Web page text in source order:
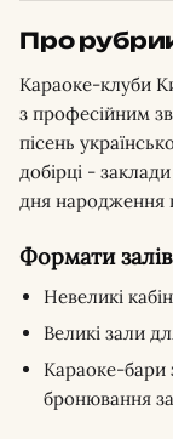
Про
Караоке-клуби
з професійним
пісень
добірці -
дня народження
Формати залів
Невеликі
Великі зали
Караоке-бари
бронювання